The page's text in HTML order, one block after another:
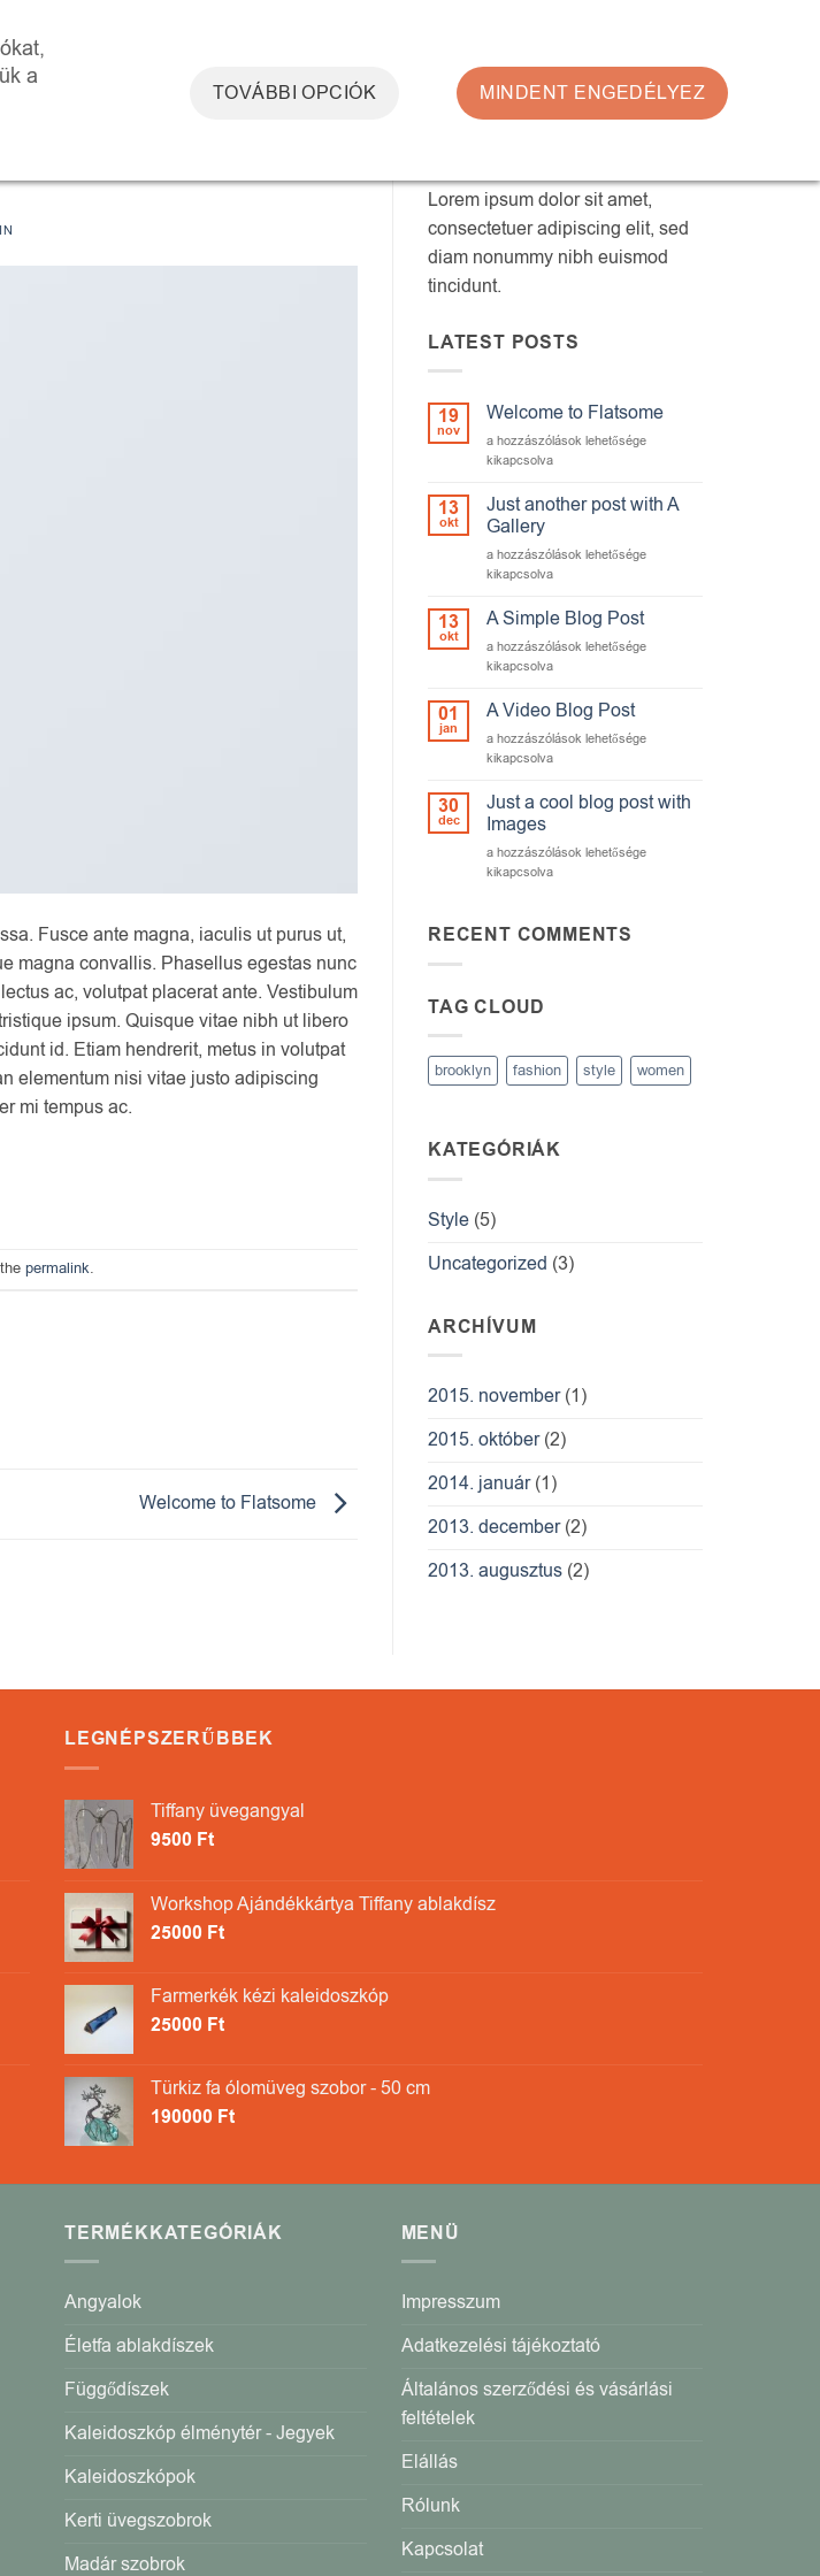
a
TOVÁBBI OPCIÓK MINDENT ENGEDÉLYEZ
Fusce ante magna, iaculis ut purus ut,
magna convallis. Phasellus egestas nunc
ac, volutpat placerat ante. Vestibulum
ipsum. Quisque vitae nibh ut libero
id. Etiam hendrerit, metus in volutpat
elementum nisi vitae justo adipiscing
mi tempus ac.
permalink.
Welcome to Flatsome
Lorem ipsum dolor sit amet,
consectetuer adipiscing elit, sed
diam nonummy nibh euismod
tincidunt.
LATEST POSTS
19
nov
Welcome to Flatsome
Welcome
to
bejegyzéshez
a hozzászólások lehetősége
kikapcsolva
13
okt
Just another post with A
Gallery
Just
another
with
Gallery
bejegyzéshez
a hozzászólások lehetősége
kikapcsolva
13
okt
A Simple Blog Post
A
Simple
Post
a hozzászólások lehetősége
kikapcsolva
01
jan
A Video Blog Post
A
Video
Post
bejegyzéshez
a hozzászólások lehetősége
kikapcsolva
30
dec
Just a cool blog post with
Images
Just
a
post
a hozzászólások lehetősége
kikapcsolva
RECENT COMMENTS
TAG CLOUD
brooklyn fashion style women
KATEGÓRIÁK
Style (5)
Uncategorized (3)
ARCHÍVUM
2015. november(1)
2015. október(2)
2014. január(1)
2013. december(2)
2013. augusztus (2)
LEGNÉPSZERŰBBEK
Tiffany üvegangyal
9500 Ft
Workshop Ajándékkártya Tiffany ablakdísz
25000 Ft
Farmerkék kézi kaleidoszkóp
25000 Ft
Türkiz fa ólomüveg szobor - 50 cm
190000 Ft
TERMÉKKATEGÓRIÁK
Angyalok
Életfa ablakdíszek
Függődíszek
Kaleidoszkóp élménytér - Jegyek
Kaleidoszkópok
Kerti üvegszobrok
Madár szobrok
MENÜ
Impresszum
Adatkezelési tájékoztató
Általános szerződési és vásárlási
feltételek
Elállás
Rólunk
Kapcsolat